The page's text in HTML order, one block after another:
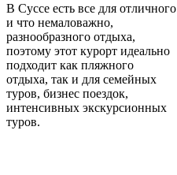
В Суссе есть все для отличного
и что немаловажно,
разнообразного отдыха,
поэтому этот курорт идеально
подходит как пляжного
отдыха, так и для семейных
туров, бизнес поездок,
интенсивных экскурсионных
туров.